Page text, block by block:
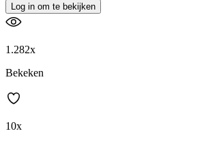
Log in om te bekijken
1.282x
Bekeken
10x